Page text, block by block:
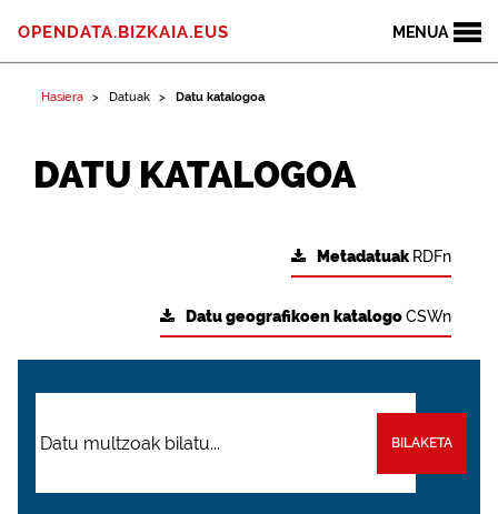
MENUA
OPENDATA.BIZKAIA.EUS
Hasiera Datuak Datu katalogoa
DATU KATALOGOA
Metadatuak RDFn
Datu geografikoen katalogoCSWn
BILAKETA